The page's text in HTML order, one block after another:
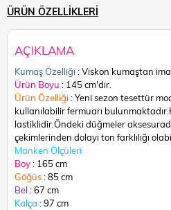
ÜRÜN ÖZELLIKLERI
AÇIKLAMA
Kumaş Özelliği: Viskon kumaştan
Ürün Boyu : 145 cm'dir.
Ürün Özelliği: Yeni sezon tesettür
kullanılabilir fermuarı
lastiklidir.Öndeki düğmeler
çekimlerinden dolayı ton farklılığı
Manken Ölçüleri
Boy: 165 cm
Göğüs: 85 cm
Bel : 67 cm
Kalça : 97 cm